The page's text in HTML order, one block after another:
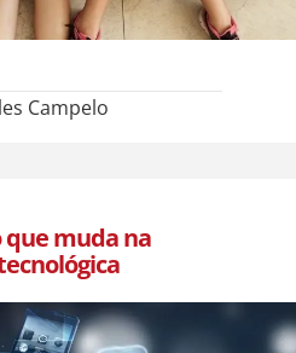
Campelo
que muda na